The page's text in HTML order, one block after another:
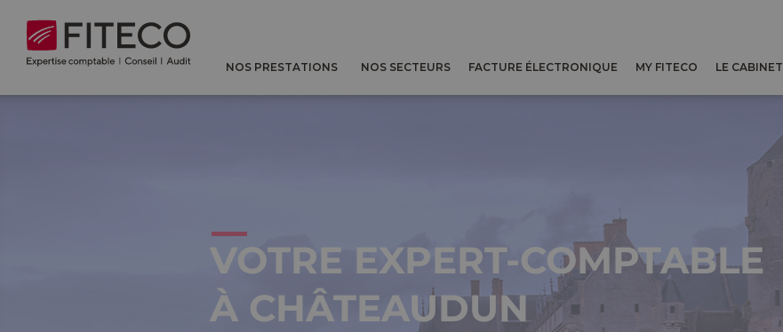
NOS PRESTATIONS NOS SECTEURS FACTURE ÉLECTRONIQUE MY FITECO LE CABINET
VOTRE EXPERT-COMPTABLE
À CHÂTEAUDUN